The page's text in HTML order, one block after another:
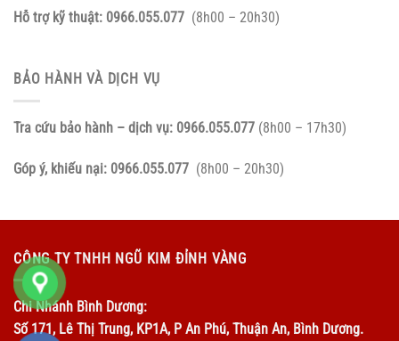
Hỗ trợ kỹ thuật: 0966.055.077 (8h00 – 20h30)
BẢO HÀNH VÀ DỊCH VỤ
Tra cứu bảo hành – dịch vụ: 0966.055.077 (8h00 – 17h30)
Góp ý, khiếu nại: 0966.055.077 (8h00 – 20h30)
CÔNG TY TNHH NGŨ KIM ĐỈNH VÀNG
Chi Nhánh Bình Dương:
Số 171, Lê Thị Trung, KP1A, P An Phú, Thuận An, Bình Dương.